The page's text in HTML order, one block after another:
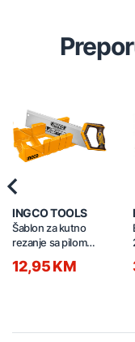
INGCO TOOLS
Šablon za kutno
rezanje sa pilom
HMBSB30062
12,95 KM